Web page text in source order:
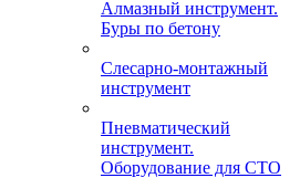
Алмазный инструмент.
Буры по бетону
Слесарно-монтажный
инструмент
Пневматический
инструмент.
Оборудование для СТО